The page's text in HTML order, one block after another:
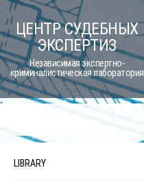
Skip
to
content
ЦЕНТР СУДЕБНЫХ
ЭКСПЕРТИЗ
Независимая экспертно-
криминалистическая лаборатория
LIBRARY